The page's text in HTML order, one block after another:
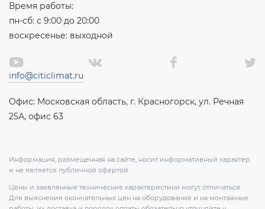
Время работы:
пн-сб: с 9:00 до 20:00
воскресенье: выходной
info@citiclimat.ru
Офис: Московская область, г. Красногорск, ул. Речная
25А, офис 63
Информация, размещенная на сайте, носит информативный характер
и не является публичной офертой.
Цены и заявленные технические характеристики могут отличаться.
Для выяснения окончательных цен на оборудование и на монтажные